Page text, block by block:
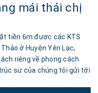
mái thái chị
tiền 6m được các KTS
ở Huyện Yên Lạc,
riêng về phong cách
sư của chúng tôi gửi tới